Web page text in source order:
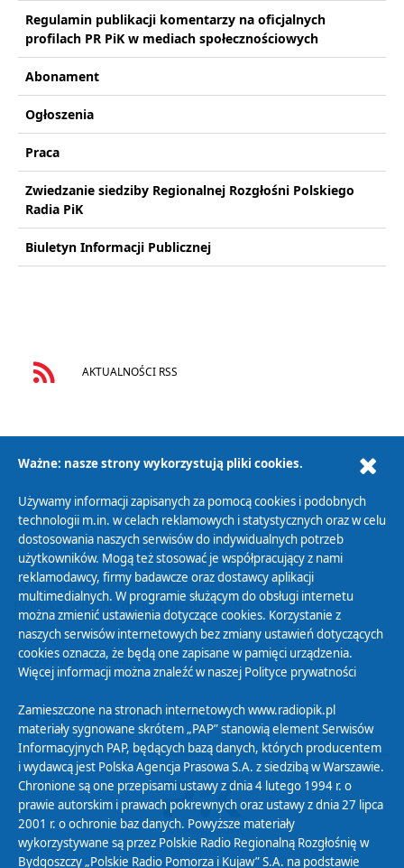
Regulamin publikacji komentarzy na oficjalnych
profilach PR PiK w mediach społecznościowych
Abonament
Ogłoszenia
Praca
Zwiedzanie siedziby Regionalnej Rozgłośni Polskiego
Radia PiK
Biuletyn Informacji Publicznej
AKTUALNOŚCI RSS
Polityka Prywatności
Zasady korzystania z Serwisu
Organizacje Pożytku Publicznego
Cyfryzacja DAB+
Polityka ochrony danych osobowych
Abonament
Zamówienia publiczne
Biuletyn Informacji Publicznej
Ważne: nasze strony wykorzystują pliki cookies.
Używamy informacji zapisanych za pomocą cookies i podobnych
technologii m.in. w celach reklamowych i statystycznych oraz w celu
dostosowania naszych serwisów do indywidualnych potrzeb
użytkowników. Mogą też stosować je współpracujący z nami
reklamodawcy, firmy badawcze oraz dostawcy aplikacji
multimedialnych. W programie służącym do obsługi internetu
można zmienić ustawienia dotyczące cookies. Korzystanie z
naszych serwisów internetowych bez zmiany ustawień dotyczących
cookies oznacza, że będą one zapisane w pamięci urządzenia.
Więcej informacji można znaleźć w naszej Polityce prywatności
Zamieszczone na stronach internetowych www.radiopik.pl
materiały sygnowane skrótem „PAP” stanowią element Serwisów
Informacyjnych PAP, będących bazą danych, których producentem
i wydawcą jest Polska Agencja Prasowa S.A. z siedzibą w Warszawie.
Chronione są one przepisami ustawy z dnia 4 lutego 1994 r. o
prawie autorskim i prawach pokrewnych oraz ustawy z dnia 27 lipca
2001 r. o ochronie baz danych. Powyższe materiały
wykorzystywane są przez Polskie Radio Regionalną Rozgłośnię w
Bydgoszczy „Polskie Radio Pomorza i Kujaw” S.A. na podstawie